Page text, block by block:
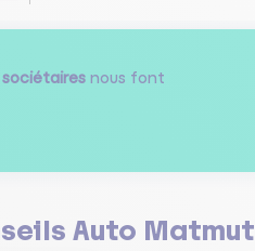
sociétairesnous font
Auto Matmut